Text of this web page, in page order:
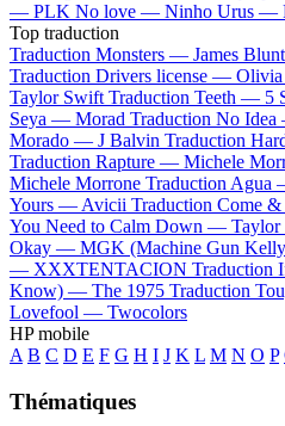
— PLK No love — Ninho Urus —
Top traduction
Traduction Monsters — James Blunt
Traduction Drivers license —
Taylor Swift Traduction Teeth — 5
Seya — Morad Traduction No
Morado — J Balvin Traduction
Traduction Rapture — Michele
Michele Morrone Traduction Agua
Yours — Avicii Traduction Come
You Need to Calm Down —
Okay — MGK (Machine Gun
— XXXTENTACION Traduction
Know) — The 1975 Traduction
Lovefool — Twocolors
HP mobile
A B C D E F G H I J K L M N O P
Thématiques